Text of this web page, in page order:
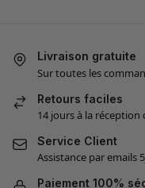
Livraison gratuite
Sur toutes les
Retours faciles
14 jours à la
Service Client
Assistance par emails
Paiement 100%